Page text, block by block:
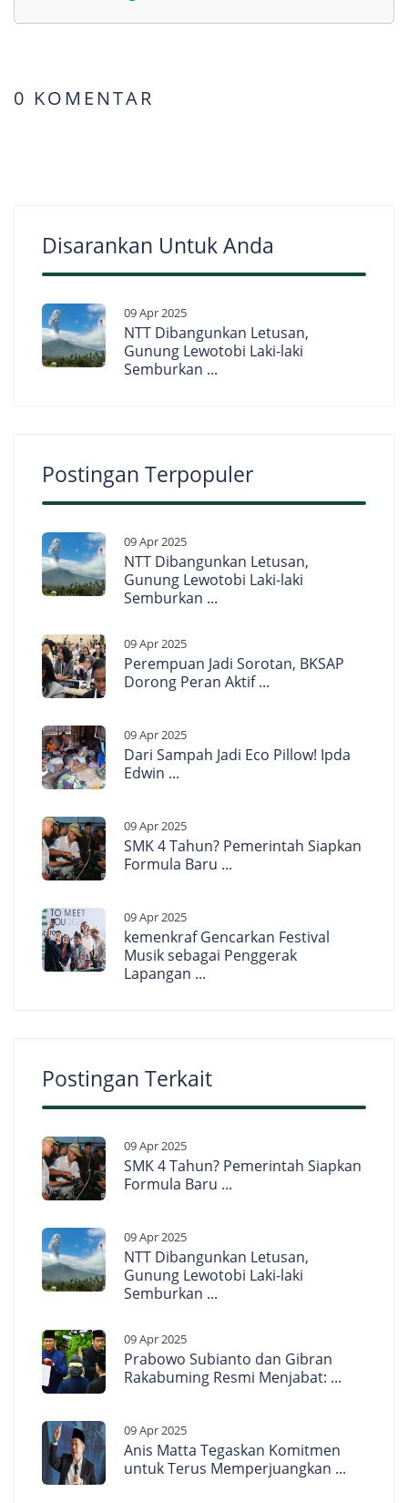
0 KOMENTAR
Disarankan Untuk Anda
09 Apr 2025
NTT Dibangunkan Letusan,
Gunung Lewotobi Laki-laki
Semburkan ...
Postingan Terpopuler
09 Apr 2025
NTT Dibangunkan Letusan,
Gunung Lewotobi Laki-laki
Semburkan ...
09 Apr 2025
Perempuan Jadi Sorotan, BKSAP
Dorong Peran Aktif ...
09 Apr 2025
Dari Sampah Jadi Eco Pillow! Ipda
Edwin ...
09 Apr 2025
SMK 4 Tahun? Pemerintah Siapkan
Formula Baru ...
09 Apr 2025
kemenkraf Gencarkan Festival
Musik sebagai Penggerak
Lapangan ...
Postingan Terkait
09 Apr 2025
SMK 4 Tahun? Pemerintah Siapkan
Formula Baru ...
09 Apr 2025
NTT Dibangunkan Letusan,
Gunung Lewotobi Laki-laki
Semburkan ...
09 Apr 2025
Prabowo Subianto dan Gibran
Rakabuming Resmi Menjabat: ...
09 Apr 2025
Anis Matta Tegaskan Komitmen
untuk Terus Memperjuangkan ...